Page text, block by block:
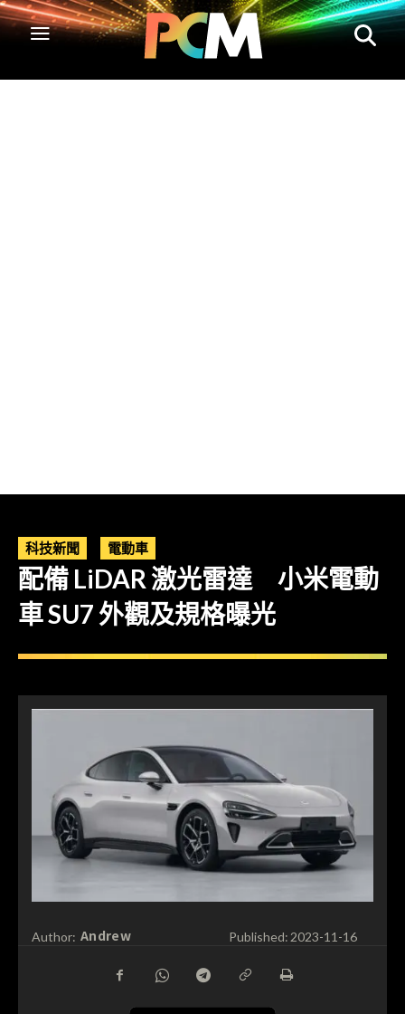
科技新聞 電動車
配備 LiDAR 激光雷達 小米電動
車 SU7 外觀及規格曝光
Author: Andrew Published: 2023-11-16